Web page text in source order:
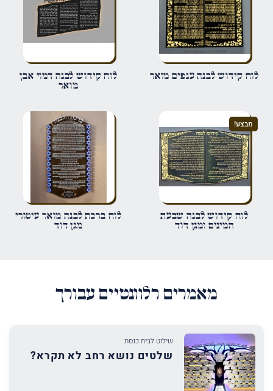
שם*
שמור בדפדפן זה את השם, האימייל והאתר שלי לפעם הבאה שאגיב.
לוח קידוש לבנה ענפים מואר
לוח קידוש לבנה דמוי אבן
מואר
מבצע!
לוח קידוש לבנה שבעת
המינים ומגן דוד
לוח ברכת לבנה מואר עיטורי
מגן דוד
מאמרים רלוונטיים עבורך
שילוט לבית כנסת
שלטים נושא רחב לא תקרא?